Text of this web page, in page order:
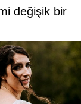
değişik bir